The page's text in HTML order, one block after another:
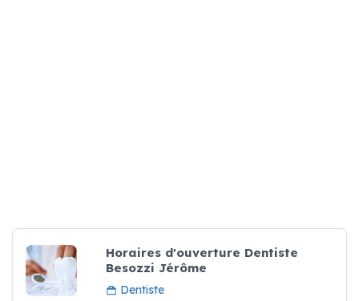
Horaires d'ouverture Dentiste
Besozzi Jérôme
Dentiste